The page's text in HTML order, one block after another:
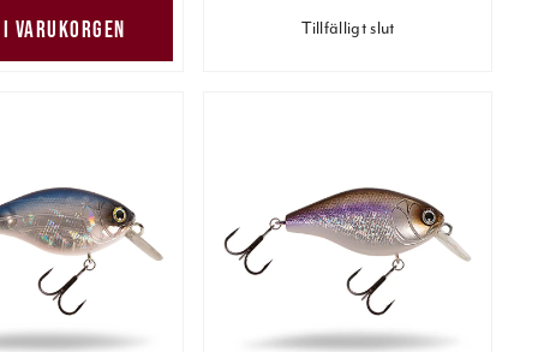
VARUKORGEN Tillfälligt slut